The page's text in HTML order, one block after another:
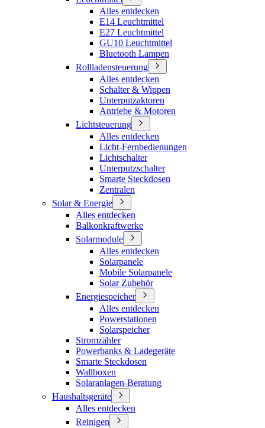
Alles entdecken
E14 Leuchtmittel
E27 Leuchtmittel
GU10 Leuchtmittel
Bluetooth Lampen
Rollladensteuerung
Alles entdecken
Schalter & Wippen
Unterputzaktoren
Antriebe & Motoren
Lichtsteuerung
Alles entdecken
Licht-Fernbedienungen
Lichtschalter
Unterputzschalter
Smarte Steckdosen
Zentralen
Solar & Energie
Alles entdecken
Balkonkraftwerke
Solarmodule
Alles entdecken
Solarpanele
Mobile Solarpanele
Solar Zubehör
Energiespeicher
Alles entdecken
Powerstationen
Solarspeicher
Stromzähler
Powerbanks & Ladegeräte
Smarte Steckdosen
Wallboxen
Solaranlagen-Beratung
Haushaltsgeräte
Alles entdecken
Reinigen